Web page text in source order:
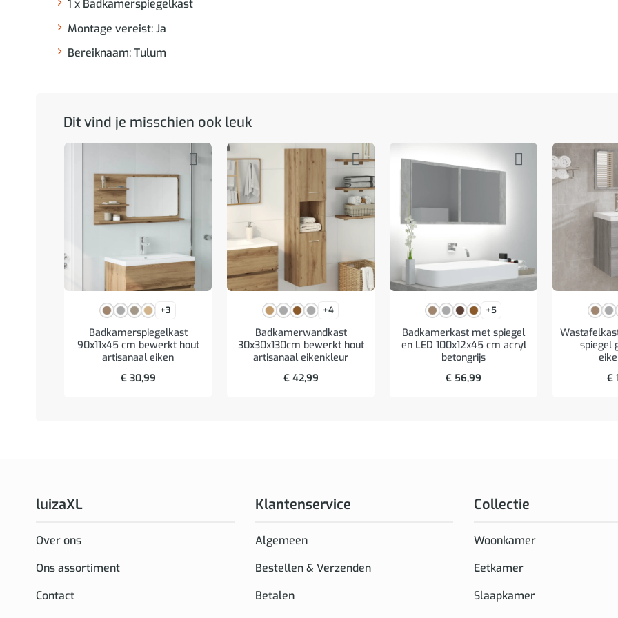
1 x Badkamerspiegelkast
Montage vereist: Ja
Bereiknaam: Tulum
Dit vind je misschien ook leuk
+3
Badkamerspiegelkast
90x11x45 cm bewerkt hout
artisanaal eiken
€30,99
+4
Badkamerwandkast
30x30x130cm bewerkt hout
artisanaal eikenkleur
€42,99
+5
Badkamerkast met spiegel
en LED 100x12x45 cm acryl
betongrijs
€ 56,99
spiegel
€
luizaXL
Over ons
Ons assortiment
Contact
Klantenservice
Algemeen
Bestellen & Verzenden
Betalen
Collectie
Woonkamer
Eetkamer
Slaapkamer